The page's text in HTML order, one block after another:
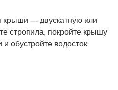
крыши — двускатную или
стропила, покройте крышу
обустройте водосток.